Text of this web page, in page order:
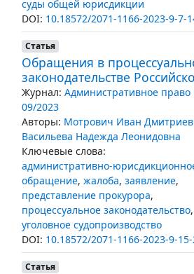
суды общей юрисдикции
DOI: 10.18572/2071-1166-2023-9-7-
Статья
Обращения в
законодательстве
Журнал: Административное
09/2023
Авторы: Мотрович Иван
Васильева Надежда Леонидовна
Ключевые слова:
административно-
обращение, жалоба, заявление,
представление прокурора,
процессуальное законодательство,
уголовное судопроизводство
DOI: 10.18572/2071-1166-2023-9-
Статья